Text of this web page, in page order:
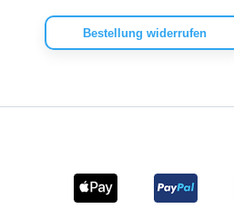
Bestellung widerrufen